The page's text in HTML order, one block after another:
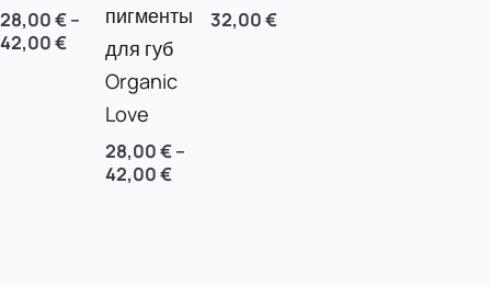
28,00€–
42,00€
пигменты
для губ
Organic
Love
28,00€–
42,00€
32,00€